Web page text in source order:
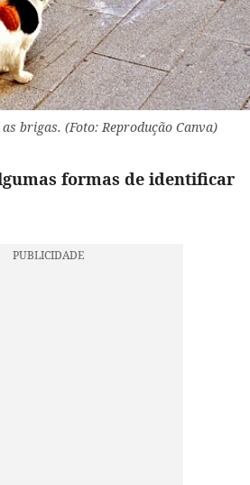
brigas. (Foto: Reprodução Canva)
formas de identificar